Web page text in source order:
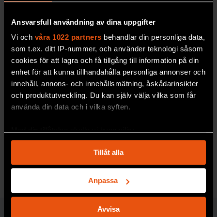
Ansvarsfull användning av dina uppgifter
Vi och våra 1022 partners behandlar din personliga data,
som t.ex. ditt IP-nummer, och använder teknologi såsom
cookies för att lagra och få tillgång till information på din
enhet för att kunna tillhandahålla personliga annonser och
innehåll, annons- och innehållsmätning, åskådarinsikter
och produktutveckling. Du kan själv välja vilka som får
använda din data och i vilka syften.
som kan ha en noggrannhet på upp till flera meter
Identifiera din enhet genom att aktivt skanna den
för specifika kännetecken (fingeravtryck)
Ta reda på mer om hur dina personliga uppgifter
Tillåt alla
Anpassa
Avvisa
Flaskpost mäter
plastskräpets färd
hundratals kilometer på några veckor – i havet
tusentals kilometer.
MILJÖ & KLIMAT